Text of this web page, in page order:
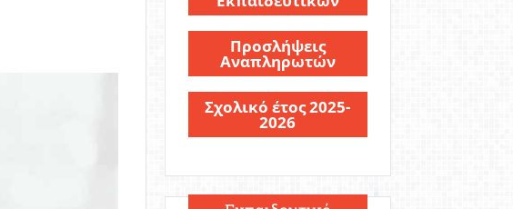
Προσλήψεις
Αναπληρωτών
Σχολικό έτος 2025-
2026